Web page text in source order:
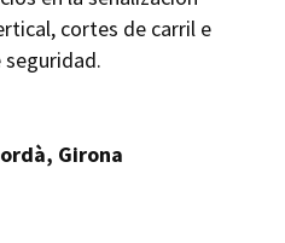
cortes de carril e
Girona